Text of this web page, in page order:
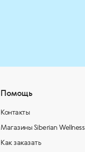
Помощь
Контакты
Магазины Siberian Wellness
Как заказать